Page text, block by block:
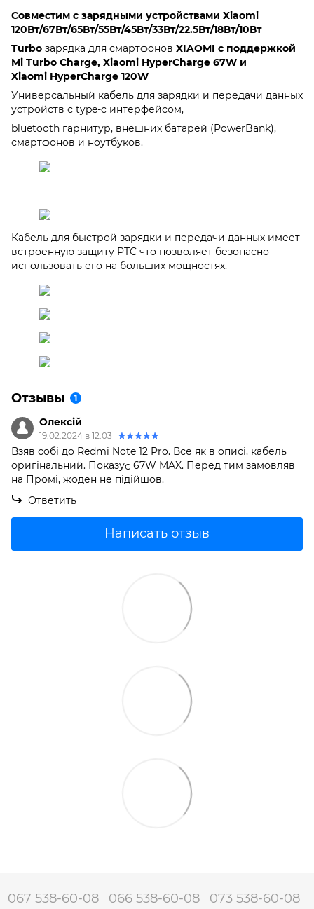
Совместим с зарядными устройствами Xiaomi
120Вт/67Вт/65Вт/55Вт/45Вт/33Вт/22.5Вт/18Вт/10Вт
Turbo зарядка для смартфонов XIAOMI с поддержкой
Mi Turbo Charge, Xiaomi HyperCharge 67W и
Xiaomi HyperCharge 120W
Универсальный кабель для зарядки и передачи данных
устройств с type-c интерфейсом,
bluetooth гарнитур, внешних батарей (PowerBank),
смартфонов и ноутбуков.
Кабель для быстрой зарядки и передачи данных имеет
встроенную защиту PTC что позволяет безопасно
использовать его на больших мощностях.
Отзывы 1
Олексій
19.02.2024 в 12:03
Взяв собі до Redmi Note 12 Pro. Все як в описі, кабель
оригінальний. Показує 67W MAX. Перед тим замовляв
на Промі, жоден не підійшов.
Ответить
Написать отзыв
067 538-60-08 066 538-60-08 073 538-60-08